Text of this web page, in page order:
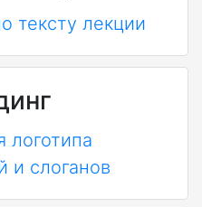
тексту лекции
логотипа
и слоганов